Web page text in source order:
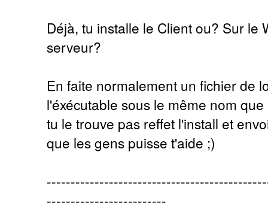
Déjà, tu installe le Client ou? Sur le
serveur?
En faite normalement un fichier de
l'éxécutable sous le même nom
tu le trouve pas reffet l'install et
que les gens puisse t'aide ;)
-------------------------